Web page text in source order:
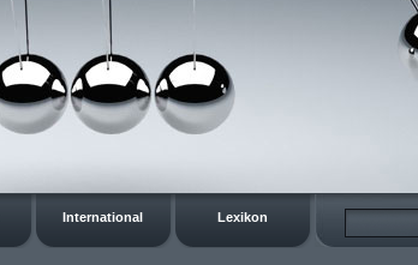
International Lexikon